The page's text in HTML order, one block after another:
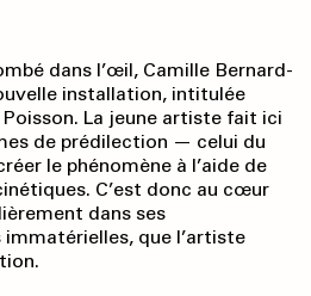
dans l’œil, Camille Bernard-
installation, intitulée
La jeune artiste fait ici
de prédilection — celui du
le phénomène à l’aide de
C’est donc au cœur
dans ses
que l’artiste